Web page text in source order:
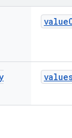
value